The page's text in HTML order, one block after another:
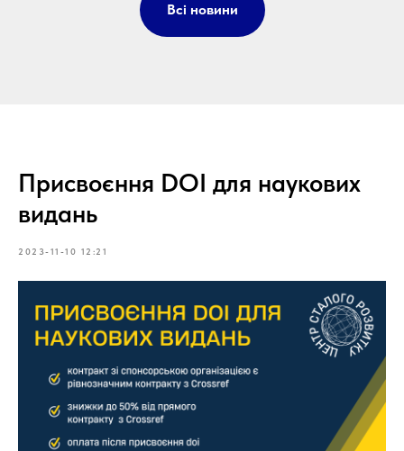
Всі новини
Присвоєння DOI для наукових
видань
2023-11-10 12:21